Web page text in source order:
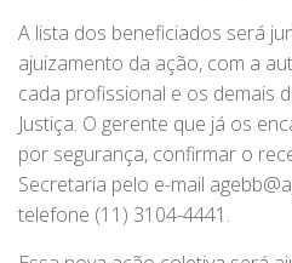
A lista dos beneficiados será
ajuizamento da ação, com a
cada profissional e os demais
Justiça. O gerente que já os
por segurança, confirmar o
Secretaria pelo e-mail
telefone (11) 3104-4441.